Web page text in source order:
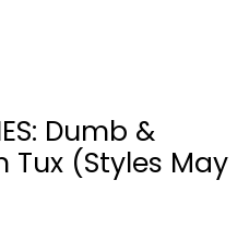
Dumb &
Tux (Styles May